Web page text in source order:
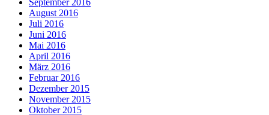
September 2016
August 2016
Juli 2016
Juni 2016
Mai 2016
April 2016
März 2016
Februar 2016
Dezember 2015
November 2015
Oktober 2015